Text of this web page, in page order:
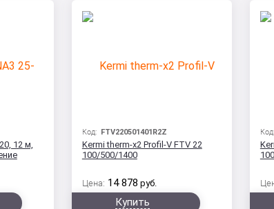
12 м,
Код: FTV220501401R2Z
Kermi therm-x2 Profil-V FTV 22
100/500/1400
Цена: 14 878 руб.
Купить
Код: